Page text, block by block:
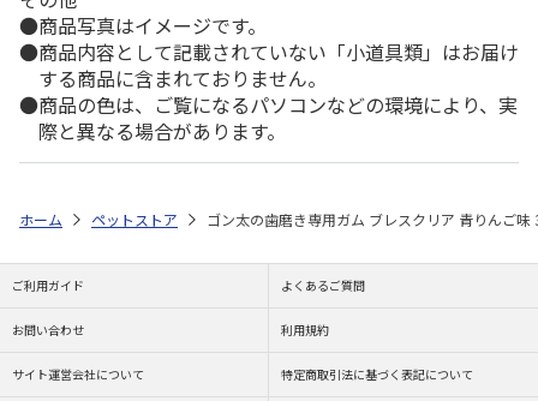
商品写真はイメージです。
商品内容として記載されていない「小道具類」はお届け
する商品に含まれておりません。
商品の色は、ご覧になるパソコンなどの環境により、実
際と異なる場合があります。
ホーム ペットストア ゴン太の歯磨き専用ガム ブレスクリア 青りんご味
ご利用ガイド よくあるご質問
お問い合わせ 利用規約
サイト運営会社について 特定商取引法に基づく表記について